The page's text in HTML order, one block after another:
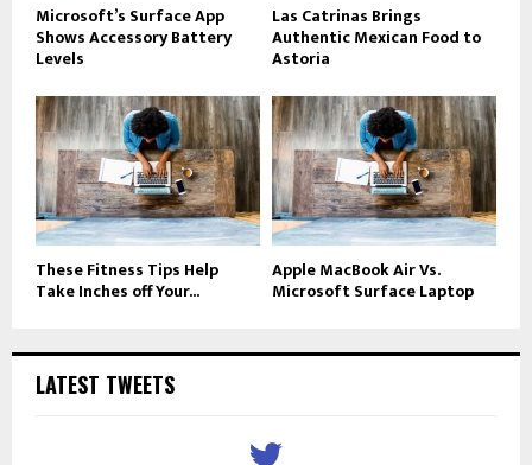
Microsoft’s Surface App
Shows Accessory Battery
Levels
Las Catrinas Brings
Authentic Mexican Food to
Astoria
These Fitness Tips Help
Take Inches off Your...
Apple MacBook Air Vs.
Microsoft Surface Laptop
LATEST TWEETS